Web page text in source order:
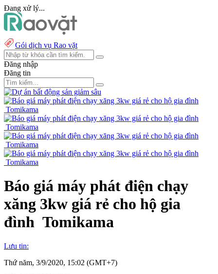
Đang xử lý...
Gói dịch vụ Rao vặt
Đăng nhập
Đăng tin
Báo giá máy phát điện chạy
xăng 3kw giá rẻ cho hộ gia
đình Tomikama
Lưu tin:
Thứ năm, 3/9/2020, 15:02 (GMT+7)